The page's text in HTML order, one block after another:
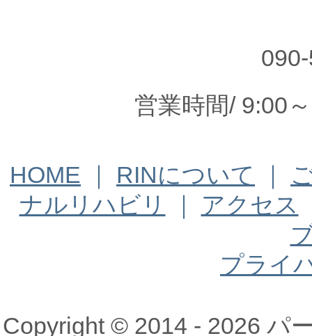
営業時間/ 9:00
HOME ｜ RINについて ｜
ナルリハビリ
｜ アクセス
プライ
Copyright © 2014 - 2026 パ